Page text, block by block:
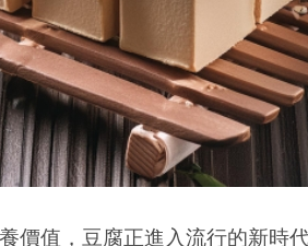
值，豆腐正進入流行的新時